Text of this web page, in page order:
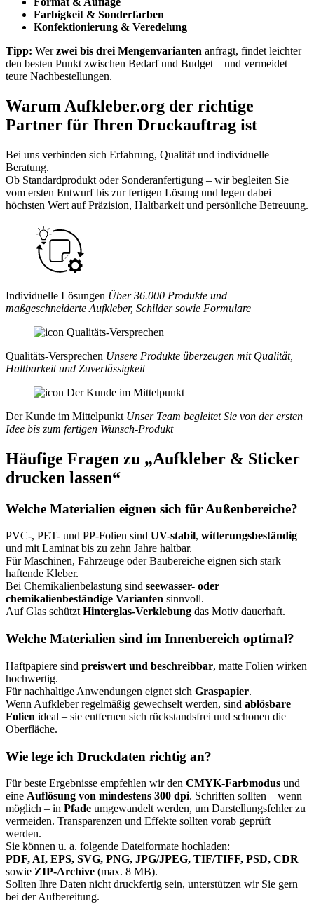
Farbigkeit & Sonderfarben
Konfektionierung & Veredelung
Tipp: Werzwei bis drei Mengenvarianten anfragt, findet leichter
den besten Punkt zwischen Bedarf und Budget – und vermeidet
teure Nachbestellungen.
Warum Aufkleber.org der richtige
Partner für Ihren Druckauftrag ist
Bei uns verbinden sich Erfahrung, Qualität und individuelle
Beratung.
Ob Standardprodukt oder Sonderanfertigung – wir begleiten Sie
vom ersten Entwurf bis zur fertigen Lösung und legen dabei
höchsten Wert auf Präzision, Haltbarkeit und persönliche Betreuung.
Individuelle Lösungen Über 36.000 Produkte und
maßgeschneiderte Aufkleber, Schilder sowie Formulare
Qualitäts-Versprechen Unsere Produkte überzeugen mit Qualität,
Haltbarkeit und Zuverlässigkeit
Der Kunde im Mittelpunkt Unser Team begleitet Sie von der ersten
Idee bis zum fertigen Wunsch-Produkt
Häufige Fragen zu „Aufkleber & Sticker
drucken lassen“
Welche Materialien eignen sich für Außenbereiche?
PVC-, PET- und PP-Folien sind UV-stabil, witterungsbeständig
und mit Laminat bis zu zehn Jahre haltbar.
Für Maschinen, Fahrzeuge oder Baubereiche eignen sich stark
haftende Kleber.
Bei Chemikalienbelastung sind seewasser- oder
chemikalienbeständige Varianten sinnvoll.
Auf Glas schützt Hinterglas-Verklebung das Motiv dauerhaft.
Welche Materialien sind im Innenbereich optimal?
Haftpapiere sind preiswert und beschreibbar, matte Folien wirken
hochwertig.
Für nachhaltige Anwendungen eignet sich Graspapier.
Wenn Aufkleber regelmäßig gewechselt werden, sind ablösbare
Folien ideal – sie entfernen sich rückstandsfrei und schonen die
Oberfläche.
Wie lege ich Druckdaten richtig an?
Für beste Ergebnisse empfehlen wir den CMYK-Farbmodus und
eine Auflösung von mindestens 300 dpi. Schriften sollten – wenn
möglich – in Pfade umgewandelt werden, um Darstellungsfehler zu
vermeiden. Transparenzen und Effekte sollten vorab geprüft
werden.
Sie können u. a. folgende Dateiformate hochladen:
PDF, AI, EPS, SVG, PNG, JPG/JPEG, TIF/TIFF, PSD, CDR
sowie ZIP-Archive (max. 8 MB).
Sollten Ihre Daten nicht druckfertig sein, unterstützen wir Sie gern
bei der Aufbereitung.